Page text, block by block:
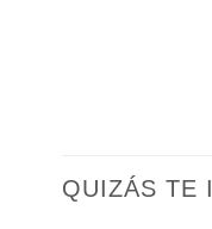
QUIZÁS TE